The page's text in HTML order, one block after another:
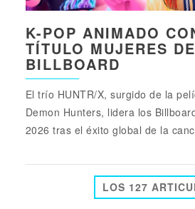
K-POP ANIMADO
TÍTULO MUJERES
BILLBOARD
El trío HUNTR/X, surgido de la
Demon Hunters, lidera los
2026 tras el éxito global de la
LOS 127